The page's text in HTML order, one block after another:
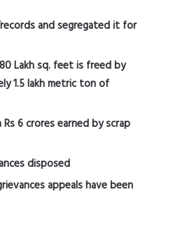
and segregated it for
Lakh sq. feet is freed by
1.5 lakh metric ton of
6 crores earned by scrap
disposed
appeals have been